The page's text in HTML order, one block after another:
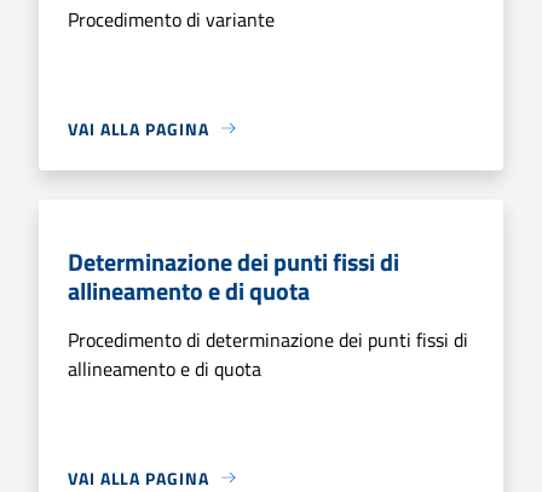
Procedimento di variante
VAI ALLA PAGINA
Determinazione dei punti fissi di
allineamento e di quota
Procedimento di determinazione dei punti fissi di
allineamento e di quota
VAI ALLA PAGINA